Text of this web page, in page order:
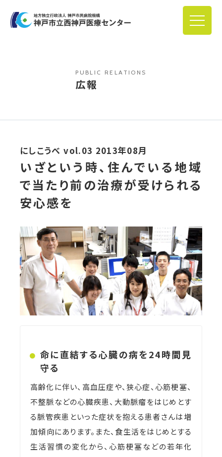
PUBLIC RELATIONS
広報
にしこうべ vol.03 2013年08月
いざという時、住んでいる地域
で当たり前の治療が受けられる
安心感を
命に直結する心臓の病を24時間見
守る
高齢化に伴い、高血圧症や、狭心症、心筋梗塞、
不整脈などの心臓疾患、大動脈瘤をはじめとす
る脈管疾患といった症状を抱える患者さんは増
加傾向にあります。また、食生活をはじめとする
生活習慣の変化から、心筋梗塞などの若年化